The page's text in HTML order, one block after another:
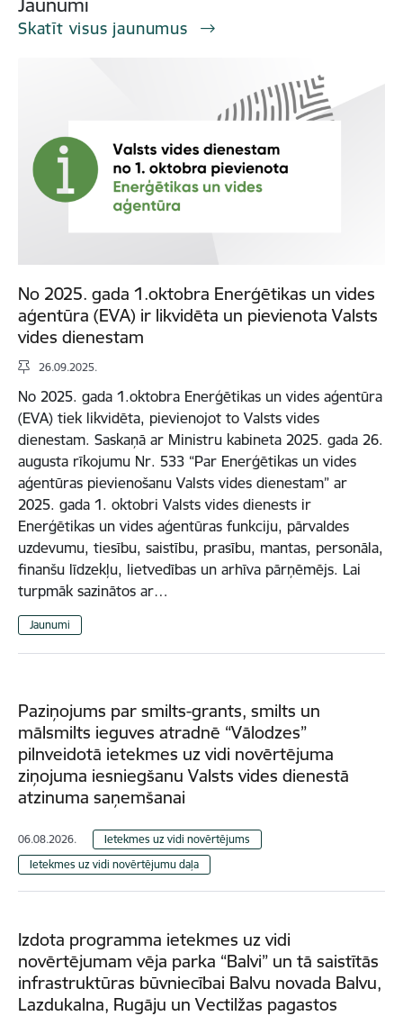
Jaunumi
Skatīt visus jaunumus
No 2025. gada 1.oktobra Enerģētikas un vides
aģentūra (EVA) ir likvidēta un pievienota Valsts
vides dienestam
26.09.2025.
No 2025. gada 1.oktobra Enerģētikas un vides aģentūra
(EVA) tiek likvidēta, pievienojot to Valsts vides
dienestam. Saskaņā ar Ministru kabineta 2025. gada 26.
augusta rīkojumu Nr. 533 “Par Enerģētikas un vides
aģentūras pievienošanu Valsts vides dienestam” ar
2025. gada 1. oktobri Valsts vides dienests ir
Enerģētikas un vides aģentūras funkciju, pārvaldes
uzdevumu, tiesību, saistību, prasību, mantas, personāla,
finanšu līdzekļu, lietvedības un arhīva pārņēmējs. Lai
turpmāk sazinātos ar…
Jaunumi
Paziņojums par smilts-grants, smilts un
mālsmilts ieguves atradnē “Vālodzes”
pilnveidotā ietekmes uz vidi novērtējuma
ziņojuma iesniegšanu Valsts vides dienestā
atzinuma saņemšanai
06.08.2026.
Ietekmes uz vidi novērtējums
Ietekmes uz vidi novērtējumu daļa
Izdota programma ietekmes uz vidi
novērtējumam vēja parka “Balvi” un tā saistītās
infrastruktūras būvniecībai Balvu novada Balvu,
Lazdukalna, Rugāju un Vectilžas pagastos